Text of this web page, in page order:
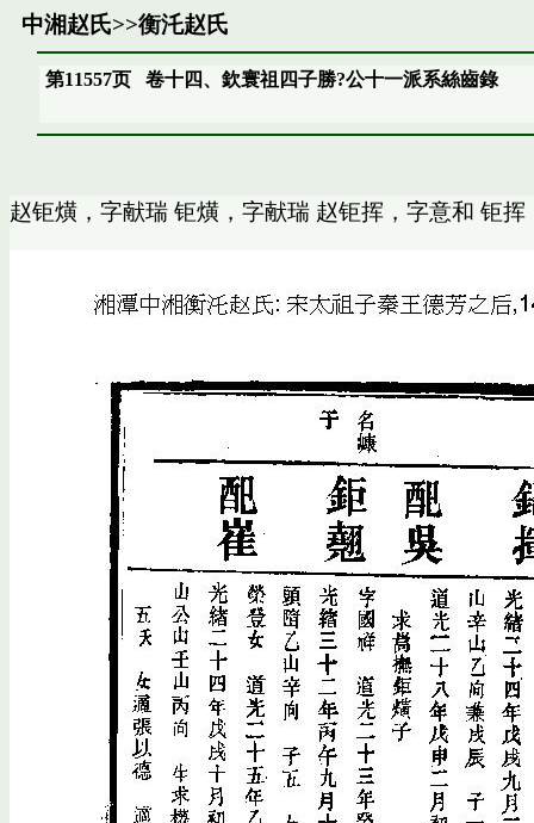
中湘赵氏>>衡汑赵氏
第11557页卷十四、欽寰祖四子勝?公十一派系絲齒錄
赵钜熿，字献瑞 钜熿，字献瑞 赵钜挥，字意和 钜